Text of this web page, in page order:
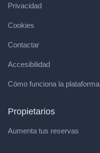
Privacidad
Cookies
Contactar
Accesibilidad
Cómo funciona la plataforma
Propietarios
Aumenta tus reservas